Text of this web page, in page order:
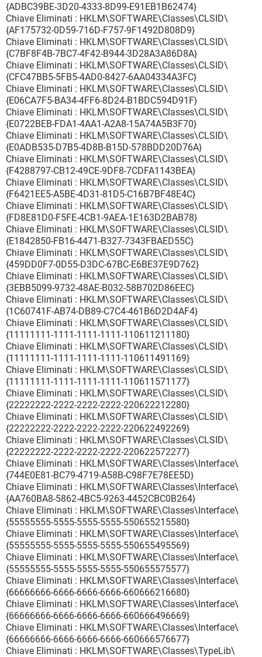
{ADBC39BE-3D20-4333-8D99-E91EB1B62474}
Chiave Eliminati : HKLM\SOFTWARE\Classes\CLSID\
{AF175732-0D59-716D-F757-9F1492D808D9}
Chiave Eliminati : HKLM\SOFTWARE\Classes\CLSID\
{C7BF8F4B-7BC7-4F42-B944-3D28A3A86D8A}
Chiave Eliminati : HKLM\SOFTWARE\Classes\CLSID\
{CFC47BB5-5FB5-4AD0-8427-6AA04334A3FC}
Chiave Eliminati : HKLM\SOFTWARE\Classes\CLSID\
{E06CA7F5-BA34-4FF6-8D24-B1BDC594D91F}
Chiave Eliminati : HKLM\SOFTWARE\Classes\CLSID\
{E0722BEB-FDA1-4AA1-A2A8-15A74A5B3F70}
Chiave Eliminati : HKLM\SOFTWARE\Classes\CLSID\
{E0ADB535-D7B5-4D8B-B15D-578BDD20D76A}
Chiave Eliminati : HKLM\SOFTWARE\Classes\CLSID\
{F4288797-CB12-49CE-9DF8-7CDFA1143BEA}
Chiave Eliminati : HKLM\SOFTWARE\Classes\CLSID\
{F6421EE5-A5BE-4D31-81D5-C16B7BF48E4C}
Chiave Eliminati : HKLM\SOFTWARE\Classes\CLSID\
{FD8E81D0-F5FE-4CB1-9AEA-1E163D2BAB78}
Chiave Eliminati : HKLM\SOFTWARE\Classes\CLSID\
{E1842850-FB16-4471-B327-7343FBAED55C}
Chiave Eliminati : HKLM\SOFTWARE\Classes\CLSID\
{459DD0F7-0D55-D3DC-67BC-E6BE37E9D762}
Chiave Eliminati : HKLM\SOFTWARE\Classes\CLSID\
{3EBB5099-9732-48AE-B032-58B702D86EEC}
Chiave Eliminati : HKLM\SOFTWARE\Classes\CLSID\
{1C60741F-AB74-DB89-C7C4-461B6D2D4AF4}
Chiave Eliminati : HKLM\SOFTWARE\Classes\CLSID\
{11111111-1111-1111-1111-110611211180}
Chiave Eliminati : HKLM\SOFTWARE\Classes\CLSID\
{11111111-1111-1111-1111-110611491169}
Chiave Eliminati : HKLM\SOFTWARE\Classes\CLSID\
{11111111-1111-1111-1111-110611571177}
Chiave Eliminati : HKLM\SOFTWARE\Classes\CLSID\
{22222222-2222-2222-2222-220622212280}
Chiave Eliminati : HKLM\SOFTWARE\Classes\CLSID\
{22222222-2222-2222-2222-220622492269}
Chiave Eliminati : HKLM\SOFTWARE\Classes\CLSID\
{22222222-2222-2222-2222-220622572277}
Chiave Eliminati : HKLM\SOFTWARE\Classes\Interface\
{744E0E81-BC79-4719-A58B-C98F7E78EE5D}
Chiave Eliminati : HKLM\SOFTWARE\Classes\Interface\
{AA760BA8-5862-4BC5-9263-4452CBC0B264}
Chiave Eliminati : HKLM\SOFTWARE\Classes\Interface\
{55555555-5555-5555-5555-550655215580}
Chiave Eliminati : HKLM\SOFTWARE\Classes\Interface\
{55555555-5555-5555-5555-550655495569}
Chiave Eliminati : HKLM\SOFTWARE\Classes\Interface\
{55555555-5555-5555-5555-550655575577}
Chiave Eliminati : HKLM\SOFTWARE\Classes\Interface\
{66666666-6666-6666-6666-660666216680}
Chiave Eliminati : HKLM\SOFTWARE\Classes\Interface\
{66666666-6666-6666-6666-660666496669}
Chiave Eliminati : HKLM\SOFTWARE\Classes\Interface\
{66666666-6666-6666-6666-660666576677}
Chiave Eliminati : HKLM\SOFTWARE\Classes\TypeLib\